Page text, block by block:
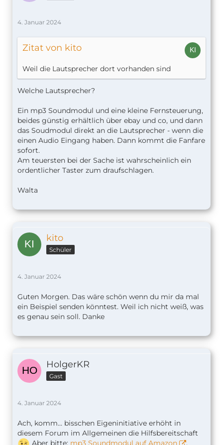
4. Januar 2024
Zitat von kito
Weil die Lautsprecher dort vorhanden sind
Welche Lautsprecher?
Ein mp3 Soundmodul und eine kleine Fernsteuerung,
beides günstig erhältlich über ebay und co, und dann
das Soudmodul direkt an die Lautsprecher - wenn die
einen Audio Eingang haben. Dann kommt die Fanfare
sofort.
Am teuersten bei der Sache ist wahrscheinlich ein
ordentlicher Taster zum draufschlagen.
Walta
kito
Schüler
4. Januar 2024
Guten Morgen. Das wäre schön wenn du mir da mal
ein Beispiel senden könntest. Weil ich nicht weiß, was
es genau sein soll. Danke
HolgerKR
Gast
4. Januar 2024
Ach, komm... bisschen Eigeninitiative erhöht in
diesem Forum im Allgemeinen die Hilfsbereitschaft
Aber bitte: mp3 Soundmodul auf Amazon .